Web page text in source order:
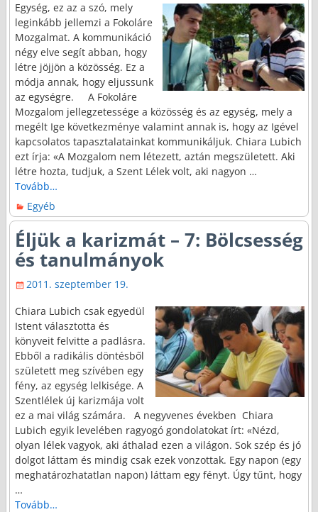
Egység, ez az a szó, mely
leginkább jellemzi a Fokoláre
Mozgalmat. A kommunikáció
négy elve segít abban, hogy
létre jöjjön a közösség. Ez a
módja annak, hogy eljussunk
az egységre. A Fokoláre
Mozgalom jellegzetessége a közösség és az egység, mely a
megélt Ige következménye valamint annak is, hogy az Igével
kapcsolatos tapasztalatainkat kommunikáljuk. Chiara Lubich
ezt írja: «A Mozgalom nem létezett, aztán megszületett. Aki
létre hozta, tudjuk, a Szent Lélek volt, aki nagyon …
Tovább…
Egyéb
Éljük a karizmát – 7: Bölcsesség
és tanulmányok
2011. szeptember 19.
Chiara Lubich csak egyedül
Istent választotta és
könyveit felvitte a padlásra.
Ebből a radikális döntésből
született meg szívében egy
fény, az egység lelkisége. A
Szentlélek új karizmája volt
ez a mai világ számára. A negyvenes években Chiara
Lubich egyik levelében ragyogó gondolatokat írt: «Nézd,
olyan lélek vagyok, aki áthalad ezen a világon. Sok szép és jó
dolgot láttam és mindig csak ezek vonzottak. Egy napon (egy
meghatározhatatlan napon) láttam egy fényt. Úgy tűnt, hogy
…
Tovább…